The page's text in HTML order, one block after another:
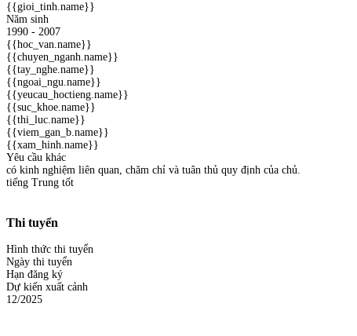
{{gioi_tinh.name}}
Năm sinh
1990 - 2007
{{hoc_van.name}}
{{chuyen_nganh.name}}
{{tay_nghe.name}}
{{ngoai_ngu.name}}
{{yeucau_hoctieng.name}}
{{suc_khoe.name}}
{{thi_luc.name}}
{{viem_gan_b.name}}
{{xam_hinh.name}}
Yêu cầu khác
có kinh nghiệm liên quan, chăm chỉ và tuân thủ quy định của chủ.
tiếng Trung tốt
Thi tuyển
Hình thức thi tuyển
Ngày thi tuyển
Hạn đăng ký
Dự kiến xuất cảnh
12/2025